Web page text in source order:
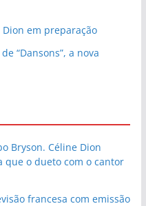
em preparação
“Dansons”, a nova
Bryson. Céline Dion
que o dueto com o cantor
francesa com emissão